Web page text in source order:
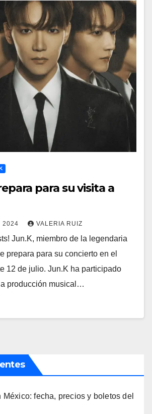
para su visita a
2024 VALERIA RUIZ
Jun.K, miembro de la legendaria
prepara para su concierto en el
12 de julio. Jun.K ha participado
producción musical…
México: fecha, precios y boletos del